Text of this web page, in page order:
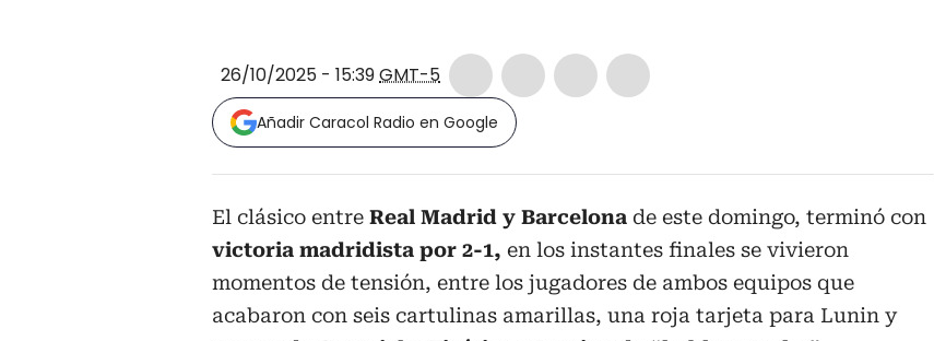
26/10/2025 - 15:39GMT-5
Añadir Caracol Radio en Google
El clásico entre Real Madrid y Barcelona de este domingo, terminó con
victoria madridista por 2-1, en los instantes finales se vivieron
momentos de tensión, entre los jugadores de ambos equipos que
acabaron con seis cartulinas amarillas, una roja tarjeta para Lunin y